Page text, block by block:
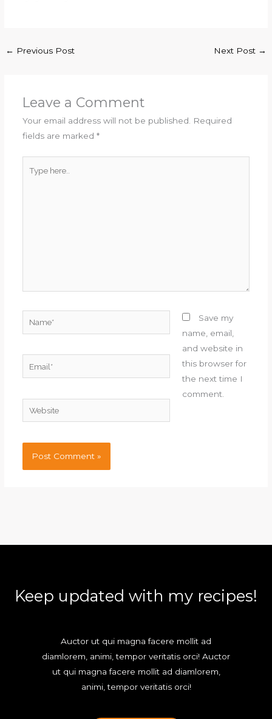
← Previous Post Next Post →
Leave a Comment
Your email address will not be published. Required
fields are marked *
here..
Email*
Website
Save my
name, email,
and website in
this browser for
the next time I
comment.
Keep updated with my recipes!
Auctor ut qui magna facere mollit ad
diamlorem, animi, tempor veritatis orci! Auctor
ut qui magna facere mollit ad diamlorem,
animi, tempor veritatis orci!